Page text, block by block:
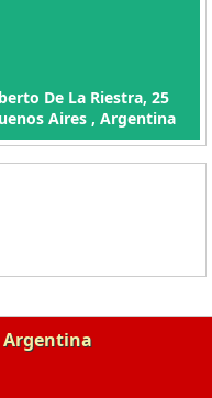
De La Riestra, 25
Aires , Argentina
Argentina